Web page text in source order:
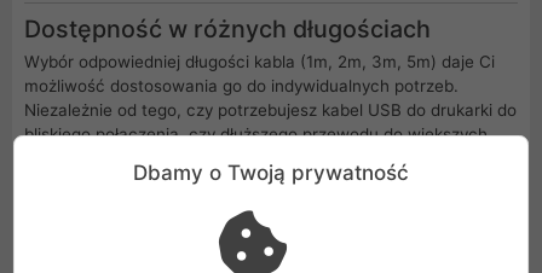
Dostępność w różnych długościach
Wybór odpowiedniej długości kabla (1m, 2m, 3m, 5m) daje Ci
możliwość dostosowania go do indywidualnych potrzeb.
Niezależnie od tego, czy potrzebujesz kabel USB do drukarki do
bliskiego połączenia, czy dłuższego przewodu do większych
odległości, Unitek ma dla Ciebie odpowiednią opcję. Dzięki
temu zawsze znajdziesz idealny kabel do skanera lub kabel
drukarka w odpowiedniej długości.
Atrakcyjny stosunek jakości do ceny
Dbamy o Twoją prywatność